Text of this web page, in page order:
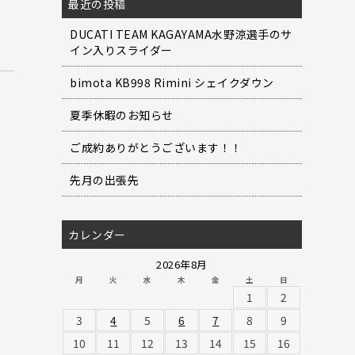
最近の投稿
DUCATI TEAM KAGAYAMA水野涼選手のサ
イン入りスライダー
bimota KB998 Rimini シェイクダウン
夏季休暇のお知らせ
ご成約ありがとうございます！！
先月の出張先
カレンダー
2026年8月
月 火 水 木 金 土 日
1
2
3
4 5 6 7 8
9
10
11 12 13 14 15 16